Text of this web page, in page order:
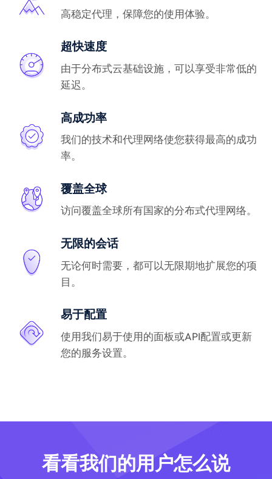
高稳定代理，保障您的使用体验。
超快速度
由于分布式云基础设施，可以享受非常低的
延迟。
高成功率
我们的技术和代理网络使您获得最高的成功
率。
覆盖全球
访问覆盖全球所有国家的分布式代理网络。
无限的会话
无论何时需要，都可以无限期地扩展您的项
目。
易于配置
使用我们易于使用的面板或API配置或更新
您的服务设置。
看看我们的用户怎么说